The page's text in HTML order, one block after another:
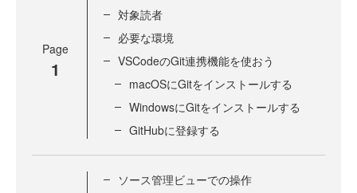
Page
1
対象読者
必要な環境
VSCodeのGit連携機能を使おう
macOSにGitをインストールする
WindowsにGitをインストールする
GitHubに登録する
ソース管理ビューでの操作